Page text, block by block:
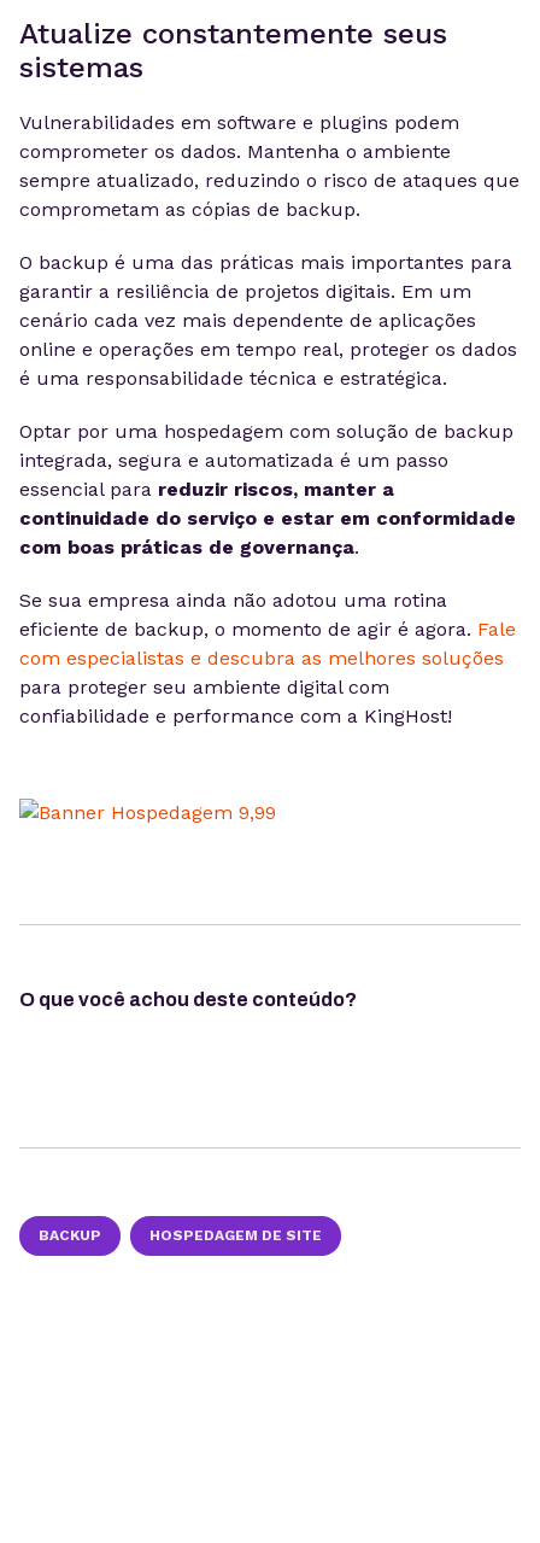
Atualize constantemente seus
sistemas
Vulnerabilidades em software e plugins podem
comprometer os dados. Mantenha o ambiente
sempre atualizado, reduzindo o risco de ataques que
comprometam as cópias de backup.
O backup é uma das práticas mais importantes para
garantir a resiliência de projetos digitais. Em um
cenário cada vez mais dependente de aplicações
online e operações em tempo real, proteger os dados
é uma responsabilidade técnica e estratégica.
Optar por uma hospedagem com solução de backup
integrada, segura e automatizada é um passo
essencial para reduzir riscos, manter a
continuidade do serviço e estar em conformidade
com boas práticas de governança.
Se sua empresa ainda não adotou uma rotina
eficiente de backup, o momento de agir é agora. Fale
com especialistas e descubra as melhores soluções
para proteger seu ambiente digital com
confiabilidade e performance com a KingHost!
O que você achou deste conteúdo?
BACKUP HOSPEDAGEM DE SITE